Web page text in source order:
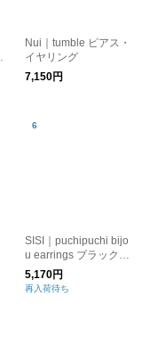
Nui｜tumble ピアス・
イヤリング
7,150円
SISI｜puchipuchi bijo
u earrings ブラックフ
ラワー イヤリング
5,170円
再入荷待ち